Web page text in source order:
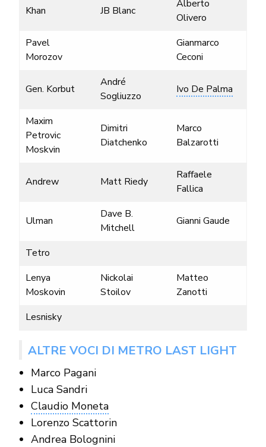
Khan JB Blanc
Alberto
Olivero
Pavel
Morozov
Gianmarco
Ceconi
Gen. Korbut
André
Sogliuzzo
Ivo De Palma
Maxim
Petrovic
Moskvin
Dimitri
Diatchenko
Marco
Balzarotti
Andrew Matt Riedy
Raffaele
Fallica
Ulman
Dave B.
Mitchell
Gianni Gaude
Tetro
Lenya
Moskovin
Nickolai
Stoilov
Matteo
Zanotti
Lesnisky
ALTRE VOCI DI METRO LAST LIGHT
Marco Pagani
Luca Sandri
Claudio Moneta
Lorenzo Scattorin
Andrea Bolognini